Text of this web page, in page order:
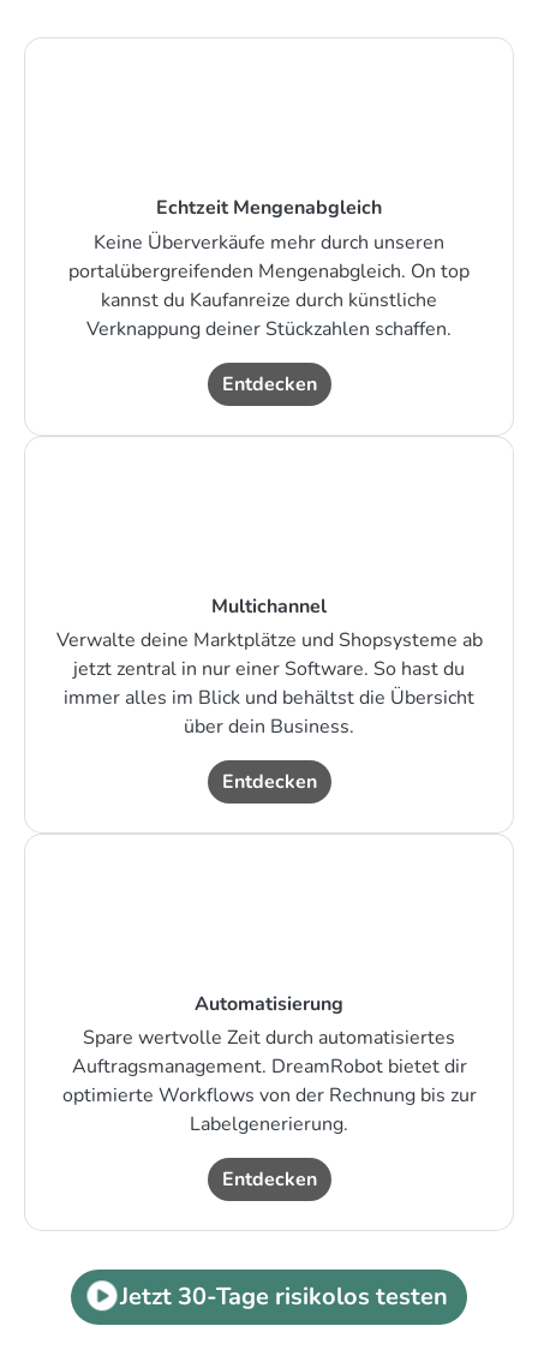
Echtzeit Mengenabgleich
Keine Überverkäufe mehr durch unseren
portalübergreifenden Mengenabgleich. On top
kannst du Kaufanreize durch künstliche
Verknappung deiner Stückzahlen schaffen.
Entdecken
Multichannel
Verwalte deine Marktplätze und Shopsysteme ab
jetzt zentral in nur einer Software. So hast du
immer alles im Blick und behältst die Übersicht
über dein Business.
Entdecken
Automatisierung
Spare wertvolle Zeit durch automatisiertes
Auftragsmanagement. DreamRobot bietet dir
optimierte Workflows von der Rechnung bis zur
Labelgenerierung.
Entdecken
Jetzt 30-Tage risikolos testen